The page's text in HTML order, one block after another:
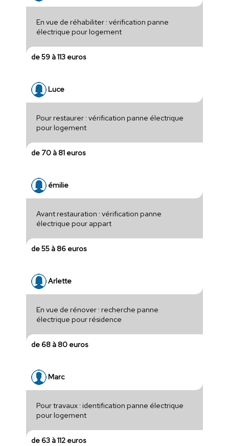
En vue de réhabiliter : vérification panne
électrique pour logement
de 59 à 113 euros
Luce
Pour restaurer : vérification panne électrique
pour logement
de 70 à 81 euros
émilie
Avant restauration : vérification panne
électrique pour appart
de 55 à 86 euros
Arlette
En vue de rénover : recherche panne
électrique pour résidence
de 68 à 80 euros
Marc
Pour travaux : identification panne électrique
pour logement
de 63 à 112 euros